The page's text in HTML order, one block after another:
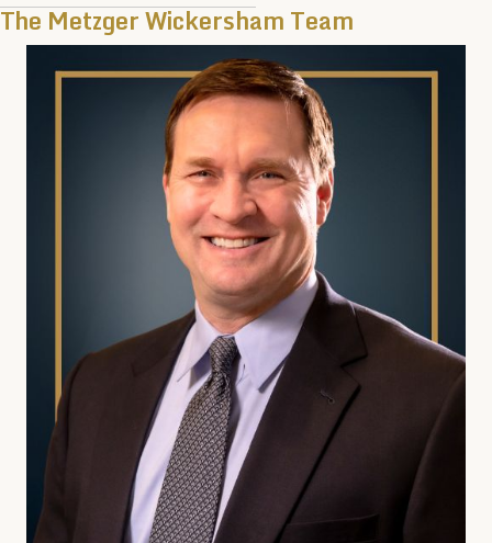
The Metzger Wickersham Team